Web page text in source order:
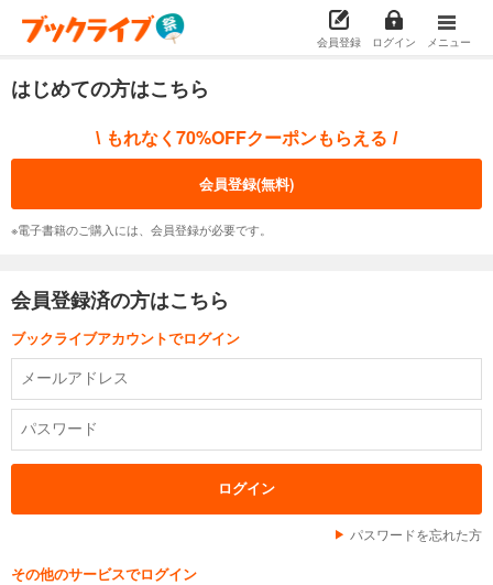
会員登録 ログイン メニュー
はじめての方はこちら
\ もれなく70%OFFクーポンもらえる /
会員登録(無料)
※電子書籍のご購入には、会員登録が必要です。
会員登録済の方はこちら
ブックライブアカウントでログイン
パスワードを忘れた方
その他のサービスでログイン